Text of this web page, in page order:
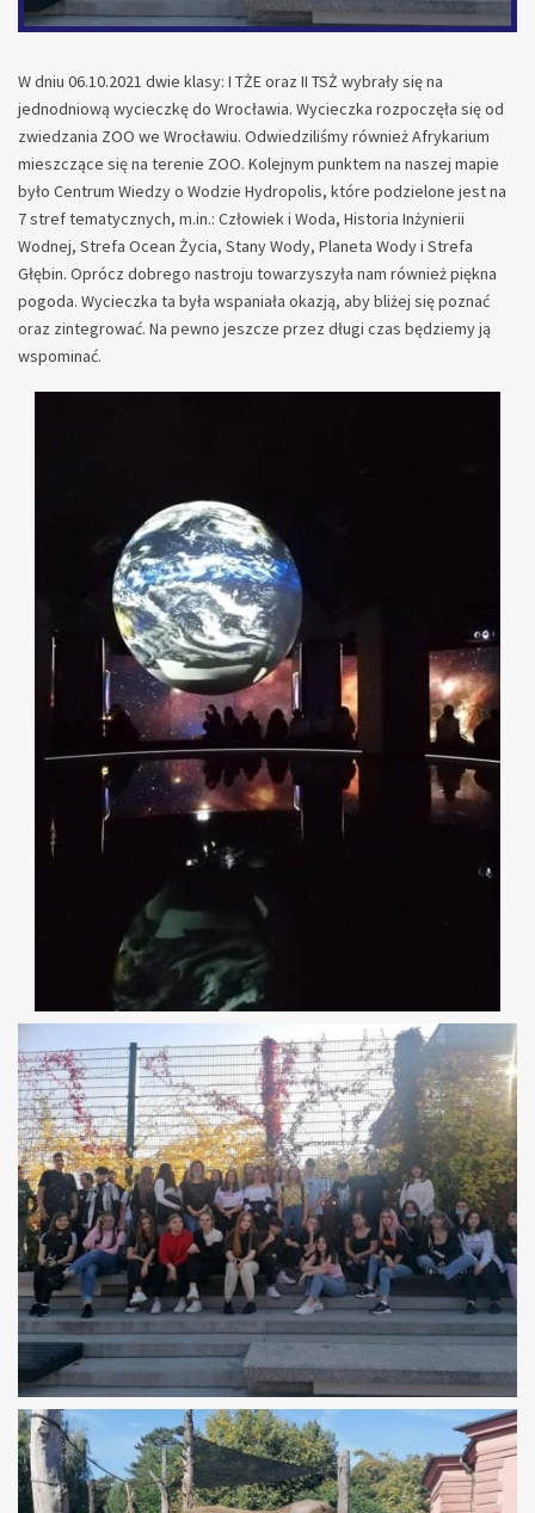
W dniu 06.10.2021 dwie klasy: I TŻE oraz II TSŻ wybrały się na
jednodniową wycieczkę do Wrocławia. Wycieczka rozpoczęła się od
zwiedzania ZOO we Wrocławiu. Odwiedziliśmy również Afrykarium
mieszczące się na terenie ZOO. Kolejnym punktem na naszej mapie
było Centrum Wiedzy o Wodzie Hydropolis, które podzielone jest na
7 stref tematycznych, m.in.: Człowiek i Woda, Historia Inżynierii
Wodnej, Strefa Ocean Życia, Stany Wody, Planeta Wody i Strefa
Głębin. Oprócz dobrego nastroju towarzyszyła nam również piękna
pogoda. Wycieczka ta była wspaniała okazją, aby bliżej się poznać
oraz zintegrować. Na pewno jeszcze przez długi czas będziemy ją
wspominać.